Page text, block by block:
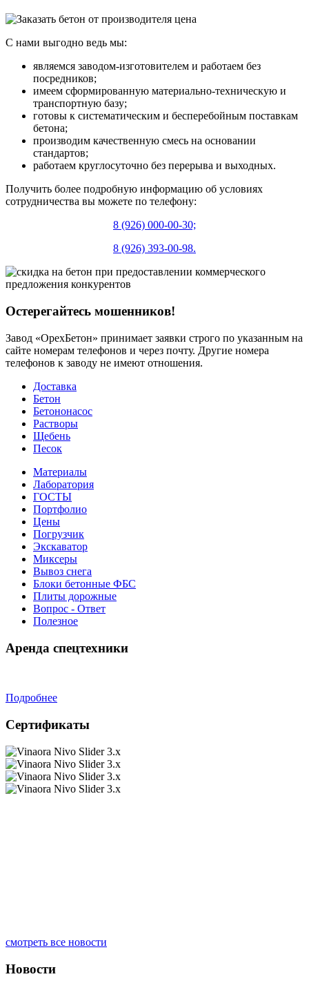
С нами выгодно ведь мы:
являемся заводом-изготовителем и работаем без
посредников;
имеем сформированную материально-техническую и
транспортную базу;
готовы к систематическим и бесперебойным поставкам
бетона;
производим качественную смесь на основании
стандартов;
работаем круглосуточно без перерыва и выходных.
Получить более подробную информацию об условиях
сотрудничества вы можете по телефону:
8 (926) 000-00-30;
8 (926) 393-00-98.
Остерегайтесь мошенников!
Завод «ОрехБетон» принимает заявки строго по указанным на
сайте номерам телефонов и через почту. Другие номера
телефонов к заводу не имеют отношения.
Доставка
Бетон
Бетононасос
Растворы
Щебень
Песок
Материалы
Лаборатория
ГОСТЫ
Портфолио
Цены
Погрузчик
Экскаватор
Миксеры
Вывоз снега
Блоки бетонные ФБС
Плиты дорожные
Вопрос - Ответ
Полезное
Аренда спецтехники
Подробнее
Сертификаты
смотреть все новости
Новости